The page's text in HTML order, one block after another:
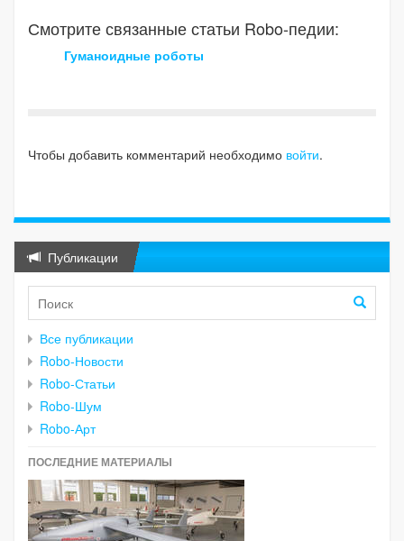
Смотрите связанные статьи Robo-педии:
Гуманоидные роботы
Чтобы добавить комментарий необходимо войти.
Публикации
Все публикации
Robo-Новости
Robo-Статьи
Robo-Шум
Robo-Арт
ПОСЛЕДНИЕ МАТЕРИАЛЫ